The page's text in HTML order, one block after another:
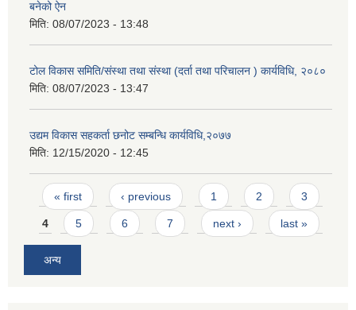
बनेको ऐन
मिति: 08/07/2023 - 13:48
टोल विकास समिति/संस्था तथा संस्था (दर्ता तथा परिचालन ) कार्यविधि, २०८०
मिति: 08/07/2023 - 13:47
उद्यम विकास सहकर्ता छनोट सम्बन्धि कार्यविधि,२०७७
मिति: 12/15/2020 - 12:45
Pages
« first ‹ previous 1 2 3
4 5 6 7 next › last »
अन्य